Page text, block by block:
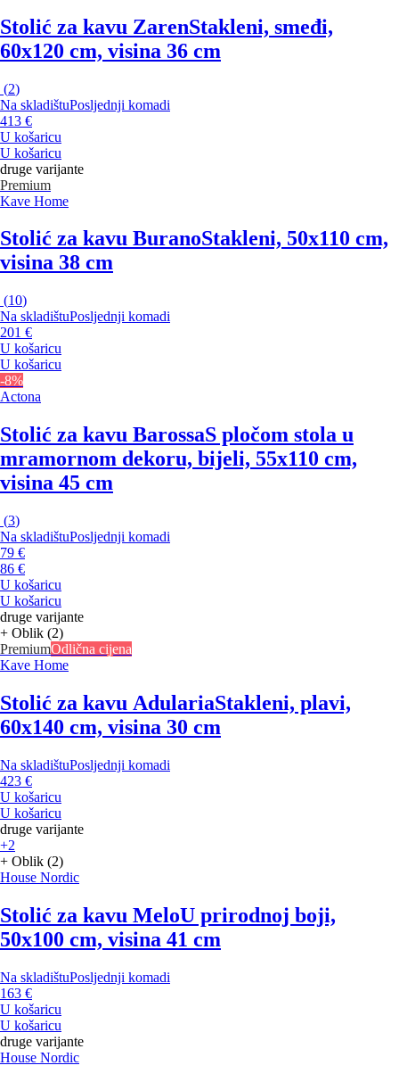
Stolić za kavu ZarenStakleni, smeđi,
60x120 cm, visina 36 cm
(2)
Na skladištuPosljednji komadi
413 €
U košaricu
U košaricu
druge varijante
Premium
Kave Home
Stolić za kavu BuranoStakleni, 50x110 cm,
visina 38 cm
(10)
Na skladištuPosljednji komadi
201 €
U košaricu
U košaricu
-8%
Actona
Stolić za kavu BarossaS pločom stola u
mramornom dekoru, bijeli, 55x110 cm,
visina 45 cm
(3)
Na skladištuPosljednji komadi
79 €
86 €
U košaricu
U košaricu
druge varijante
+ Oblik (2)
PremiumOdlična cijena
Kave Home
Stolić za kavu AdulariaStakleni, plavi,
60x140 cm, visina 30 cm
Na skladištuPosljednji komadi
423 €
U košaricu
U košaricu
druge varijante
+2
+ Oblik (2)
House Nordic
Stolić za kavu MeloU prirodnoj boji,
50x100 cm, visina 41 cm
Na skladištuPosljednji komadi
163 €
U košaricu
U košaricu
druge varijante
House Nordic